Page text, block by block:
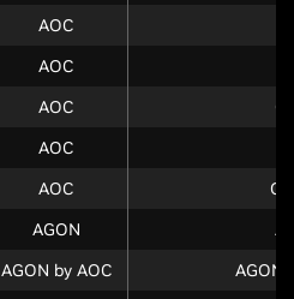
AOC
AOC
AOC
AOC
AOC
AGON
AGON by AOC
AGON